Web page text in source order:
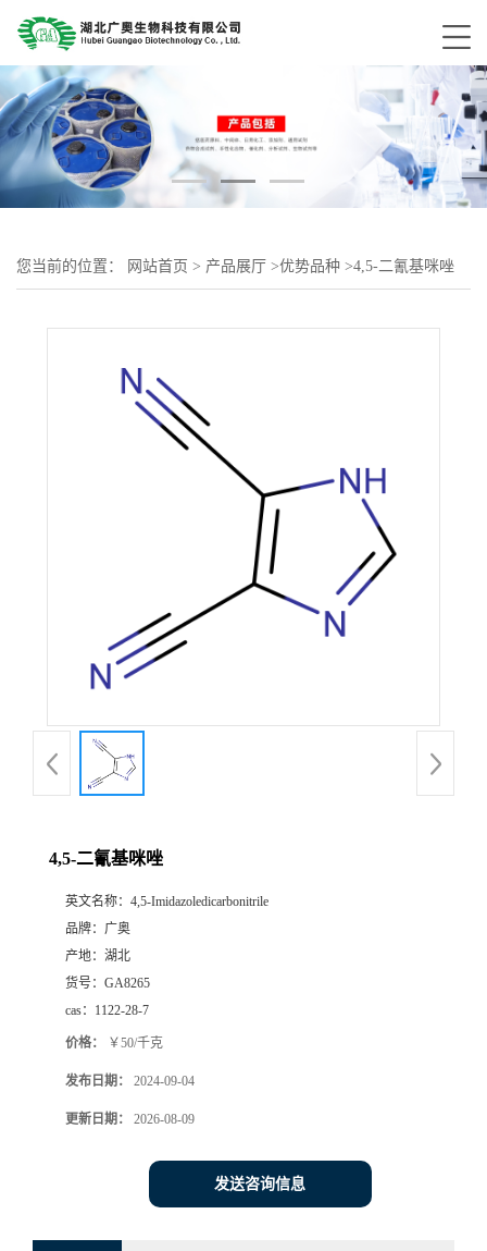
您当前的位置： 网站首页 > 产品展厅 >优势品种 >4,5-二氰基咪唑
4,5-二氰基咪唑
英文名称： 4,5-Imidazoledicarbonitrile
品牌： 广奥
产地： 湖北
货号： GA8265
cas： 1122-28-7
价格： ￥50/千克
发布日期： 2024-09-04
更新日期： 2026-08-09
发送咨询信息